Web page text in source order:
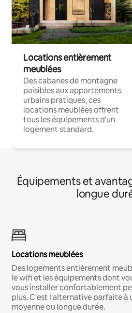
Locations entièrement
meublées
Des cabanes de montagne
paisibles aux appartements
urbains pratiques, ces
locations meublées offrent
tous les équipements d'un
logement standard.
Équipements et
longue
Locations meublées
Des logements entièrement
le wifi et les équipements dont
vous installer confortablement
plus. C'est l'alternative parfaite à
moyenne ou longue durée.